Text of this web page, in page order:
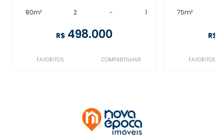
80m² 2 - 1
R$ 498.000
FAVORITOS COMPARTILHAR
75m²
R$
FAVORITOS